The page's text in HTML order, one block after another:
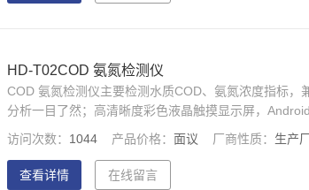
HD-T02COD 氨氮检测仪
COD 氨氮检测仪主要检测水质COD、氨氮浓度指标，
分析一目了然；高清晰度彩色液晶触摸显示屏，
人性化操作，使用更简单。
访问次数： 1044 产品价格：面议 厂商性质： 生产
查看详情 在线留言